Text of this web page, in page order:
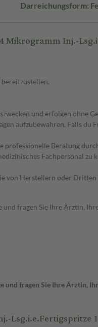
Darreichungsform:
Inj.-
und erfolgen ohne
aufzubewahren. Falls
professionelle Beratung
Fachpersonal zu
von Herstellern oder
und fragen Sie Ihre Ärztin,
und fragen Sie Ihre Ärztin,
Lsg.i.e.Fertigspritze